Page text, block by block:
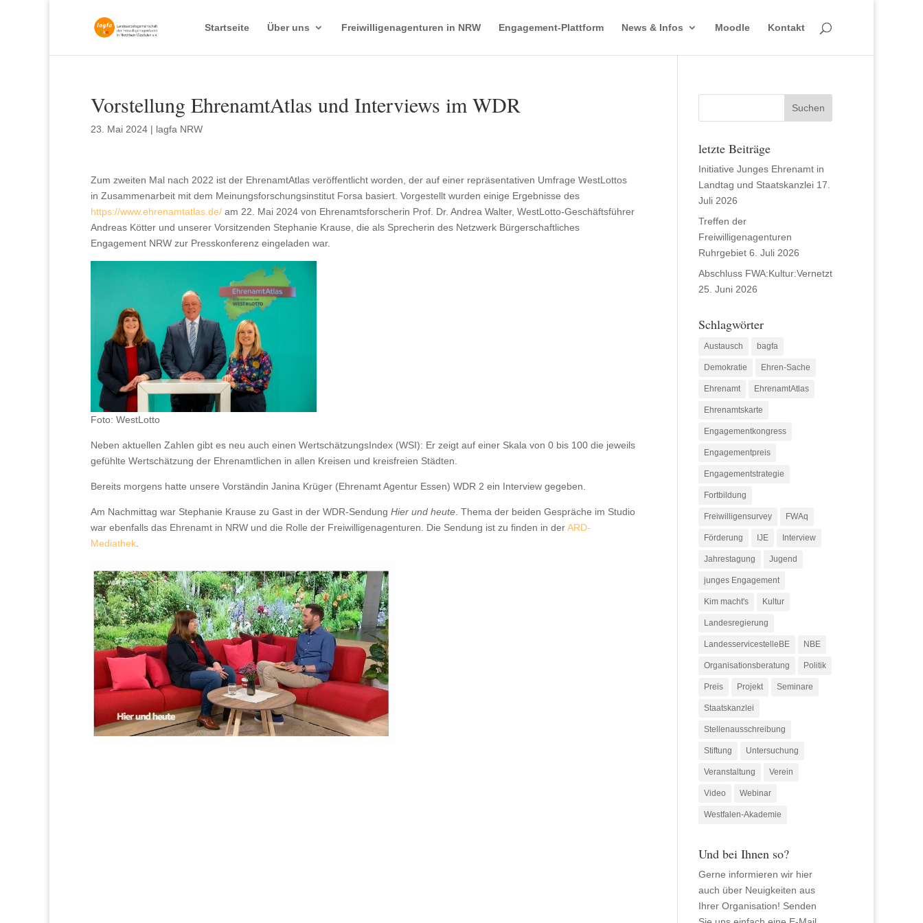
Startseite Über uns Freiwilligenagenturen in NRW Engagement-Plattform News & Infos Moodle Kontakt
Vorstellung EhrenamtAtlas und Interviews im WDR
23. Mai 2024 | lagfa NRW
Zum zweiten Mal nach 2022 ist der EhrenamtAtlas veröffentlicht worden, der auf einer repräsentativen Umfrage WestLottos
in Zusammenarbeit mit dem Meinungsforschungsinstitut Forsa basiert. Vorgestellt wurden einige Ergebnisse des
https://www.ehrenamtatlas.de/ am 22. Mai 2024 von Ehrenamtsforscherin Prof. Dr. Andrea Walter, WestLotto-Geschäftsführer
Andreas Kötter und unserer Vorsitzenden Stephanie Krause, die als Sprecherin des Netzwerk Bürgerschaftliches
Engagement NRW zur Presskonferenz eingeladen war.
Foto: WestLotto
Neben aktuellen Zahlen gibt es neu auch einen WertschätzungsIndex (WSI): Er zeigt auf einer Skala von 0 bis 100 die jeweils
gefühlte Wertschätzung der Ehrenamtlichen in allen Kreisen und kreisfreien Städten.
Bereits morgens hatte unsere Vorständin Janina Krüger (Ehrenamt Agentur Essen) WDR 2 ein Interview gegeben.
Am Nachmittag war Stephanie Krause zu Gast in der WDR-Sendung Hier und heute . Thema der beiden Gespräche im Studio
war ebenfalls das Ehrenamt in NRW und die Rolle der Freiwilligenagenturen. Die Sendung ist zu finden in derARD-
Mediathek
letzte Beiträge
Initiative Junges Ehrenamt in
Landtag und Staatskanzlei 17.
Juli 2026
Treffen der
Freiwilligenagenturen
Ruhrgebiet 6. Juli 2026
Abschluss FWA:Kultur:Vernetzt
25. Juni 2026
Schlagwörter
Austausch bagfa
Demokratie Ehren-Sache
Ehrenamt EhrenamtAtlas
Ehrenamtskarte
Engagementkongress
Engagementpreis
Engagementstrategie
Fortbildung
Freiwilligensurvey FWAq
Förderung IJE Interview
Jahrestagung Jugend
junges Engagement
Kim macht's Kultur
Landesregierung
LandesservicestelleBE NBE
Organisationsberatung Politik
Preis Projekt Seminare
Staatskanzlei
Stellenausschreibung
Stiftung Untersuchung
Veranstaltung Verein
Video Webinar
Westfalen-Akademie
Und bei Ihnen so?
Gerne informieren wir hier
auch über Neuigkeiten aus
Ihrer Organisation! Senden